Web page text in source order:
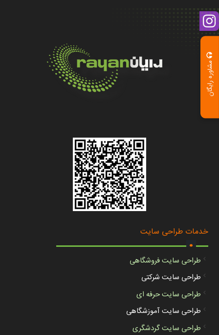
مشاوره رایگان
خدمات طراحی سایت
.
طراحی سایت فروشگاهی
طراحی سایت شرکتی
طراحی سایت حرفه ای
طراحی سایت آموزشگاهی
طراحی سایت گردشگری